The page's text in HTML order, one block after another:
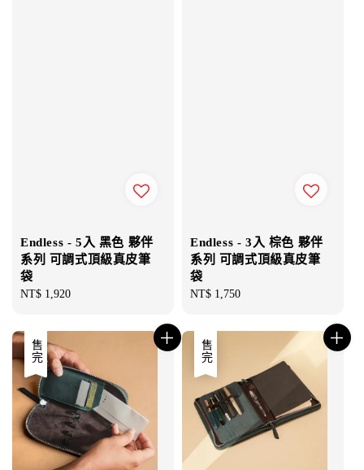
Endless - 5入 黑色 夥伴
系列 可調式頂級真皮筆
袋
Regular
NT$ 1,920
Endless - 3入 棕色 夥伴
系列 可調式頂級真皮筆
袋
Regular
NT$ 1,750
售完 售完